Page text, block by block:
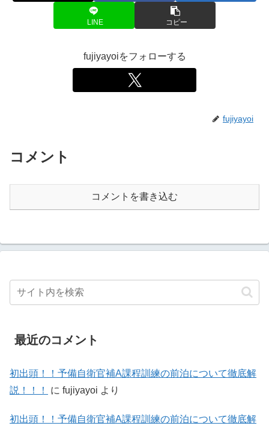
LINE コピー
fujiyayoiをフォローする
fujiyayoi
コメント
コメントを書き込む
最近のコメント
初出頭！！予備自衛官補A課程訓練の前泊について徹底解
説！！！
に fujiyayoi より
初出頭！！予備自衛官補A課程訓練の前泊について徹底解